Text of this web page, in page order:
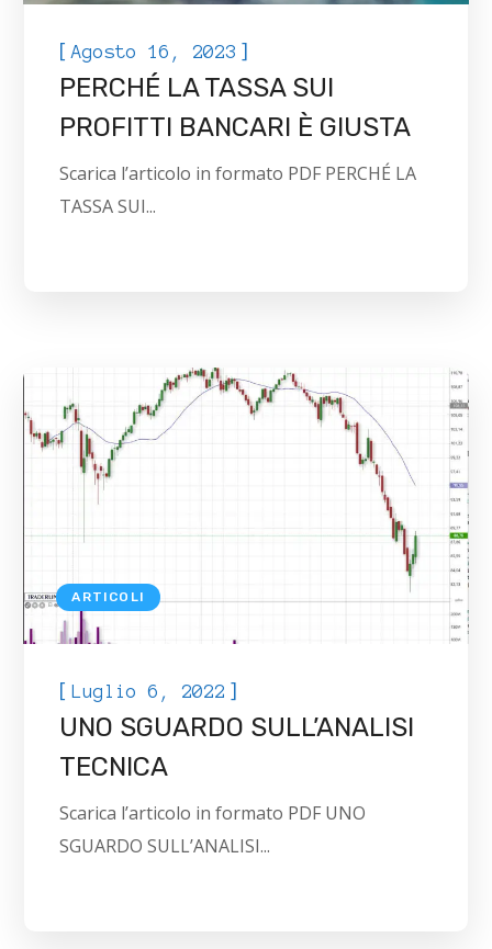
[Agosto 16, 2023 ]
PERCHÉ LA TASSA SUI
PROFITTI BANCARI È GIUSTA
Scarica l’articolo in formato PDF PERCHÉ LA
TASSA SUI...
ARTICOLI
[Luglio 6, 2022 ]
UNO SGUARDO SULL’ANALISI
TECNICA
Scarica l’articolo in formato PDF UNO
SGUARDO SULL’ANALISI...